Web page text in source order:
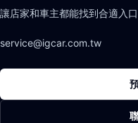
讓店家和車主都能找到合適入口
service@igcar.com.tw